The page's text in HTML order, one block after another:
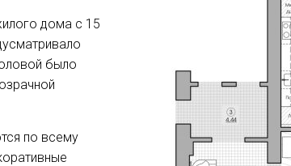
дома с 15
было
по всему